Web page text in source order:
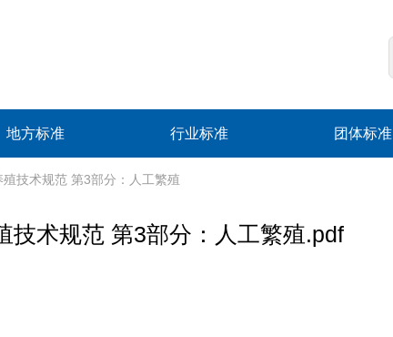
地方标准 行业标准 团体标准
技术规范 第3部分：人工繁殖
技术规范 第3部分：人工繁殖.pdf